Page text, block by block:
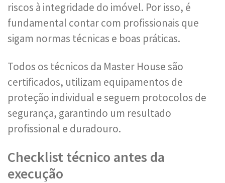
riscos à integridade do imóvel. Por isso, é
fundamental contar com profissionais que
sigam normas técnicas e boas práticas.
Todos os técnicos da Master House são
certificados, utilizam equipamentos de
proteção individual e seguem protocolos de
segurança, garantindo um resultado
profissional e duradouro.
Checklist técnico antes da
execução